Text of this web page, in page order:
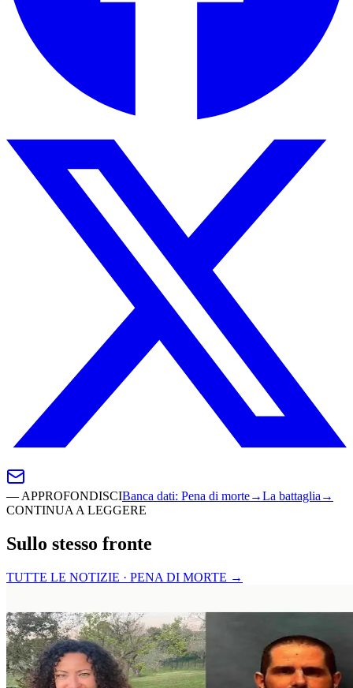
— APPROFONDISCIBanca dati: Pena di morte→La battaglia →
CONTINUA A LEGGERE
Sullo stesso fronte
TUTTE LE NOTIZIE · PENA DI MORTE →